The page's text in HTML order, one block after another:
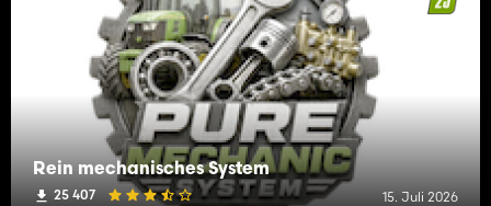
Rein mechanisches System
25 407 15. Juli 2026